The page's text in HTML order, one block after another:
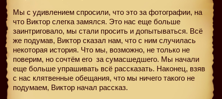
Мы с удивлением спросили, что это за фотографии, на
что Виктор слегка замялся. Это нас еще больше
заинтриговало, мы стали просить и допытываться. Всё
же подумав, Виктор сказал нам, что с ним случилась
некоторая история. Что мы, возможно, не только не
поверим, но сочтём его за сумасшедшего. Мы начали
еще больше упрашивать всё рассказать. Наконец, взяв
с нас клятвенные обещания, что мы ничего такого не
подумаем, Виктор начал рассказ.